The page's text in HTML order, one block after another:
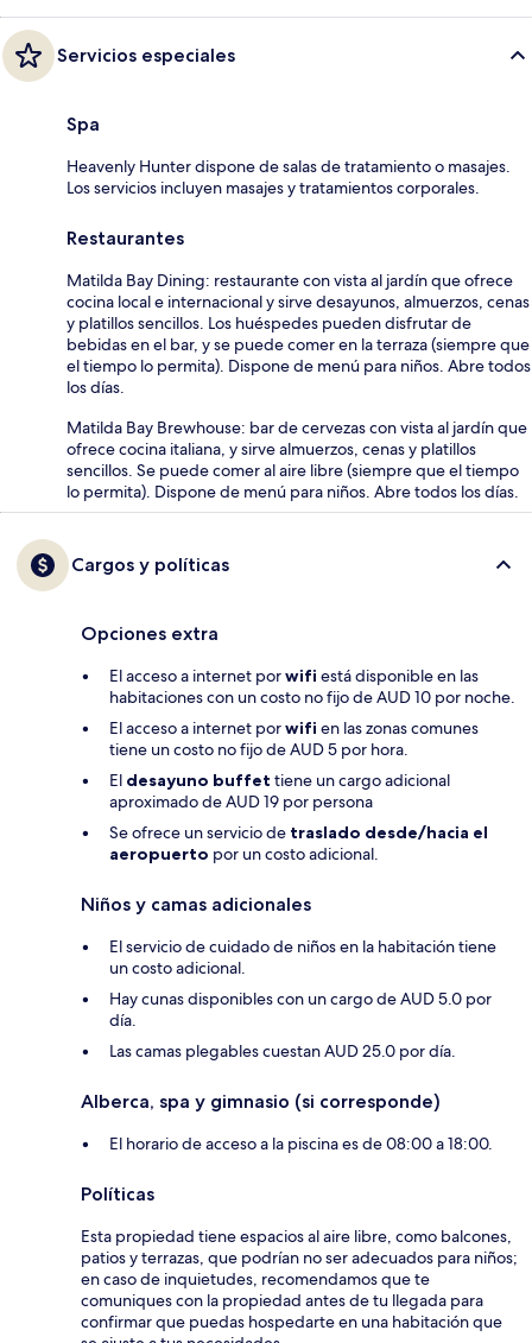
Servicios especiales
Spa
Heavenly Hunter dispone de salas de tratamiento o masajes.
Los servicios incluyen masajes y tratamientos corporales.
Restaurantes
Matilda Bay Dining: restaurante con vista al jardín que ofrece
cocina local e internacional y sirve desayunos, almuerzos, cenas
y platillos sencillos. Los huéspedes pueden disfrutar de
bebidas en el bar, y se puede comer en la terraza (siempre que
el tiempo lo permita). Dispone de menú para niños. Abre todos
los días.
Matilda Bay Brewhouse: bar de cervezas con vista al jardín que
ofrece cocina italiana, y sirve almuerzos, cenas y platillos
sencillos. Se puede comer al aire libre (siempre que el tiempo
lo permita). Dispone de menú para niños. Abre todos los días.
Cargos y políticas
Opciones extra
El acceso a internet porwifi está disponible en las
habitaciones con un costo no fijo de AUD 10 por noche.
El acceso a internet porwifi en las zonas comunes
tiene un costo no fijo de AUD 5 por hora.
El desayuno buffet tiene un cargo adicional
aproximado de AUD 19 por persona
Se ofrece un servicio de traslado desde/hacia el
aeropuerto por un costo adicional.
Niños y camas adicionales
El servicio de cuidado de niños en la habitación tiene
un costo adicional.
Hay cunas disponibles con un cargo de AUD 5.0 por
día.
Las camas plegables cuestan AUD 25.0 por día.
Alberca, spa y gimnasio (si corresponde)
El horario de acceso a la piscina es de 08:00 a 18:00.
Políticas
Esta propiedad tiene espacios al aire libre, como balcones,
patios y terrazas, que podrían no ser adecuados para niños;
en caso de inquietudes, recomendamos que te
comuniques con la propiedad antes de tu llegada para
confirmar que puedas hospedarte en una habitación que